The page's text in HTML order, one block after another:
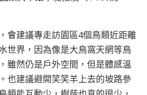
會建議專走訪園區4個鳥類近距離
世界，因為像是大鳥窩天網等鳥
雖然仍是戶外空間，但是體感溫
也建議避開笑笑羊上去的坡路參